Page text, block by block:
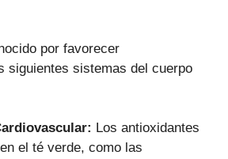
por favorecer
siguientes sistemas del cuerpo
Los antioxidantes
el té verde, como las